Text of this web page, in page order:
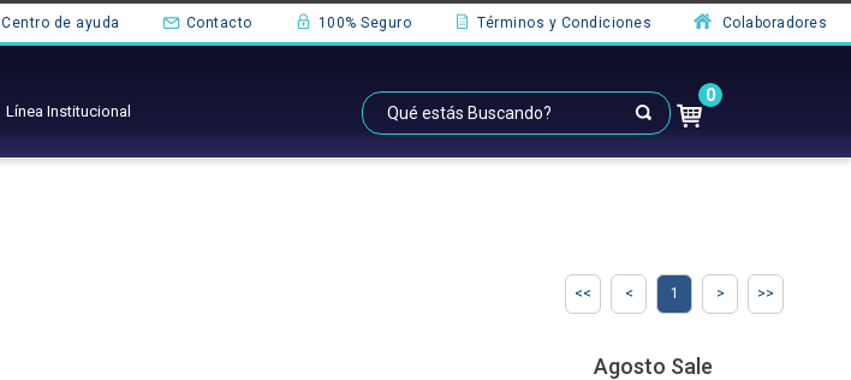
Centro de ayuda Contacto 100% Seguro Términos y Condiciones Colaboradores
Línea Institucional
0
1
Agosto Sale